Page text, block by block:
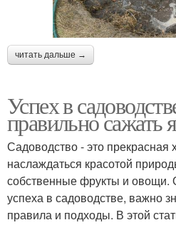
читать дальше →
Успех в
правильно сажать
Садоводство - это прекрасная
наслаждаться красотой
собственные фрукты и овощи.
успеха в садоводстве, важно
правила и подходы. В этой